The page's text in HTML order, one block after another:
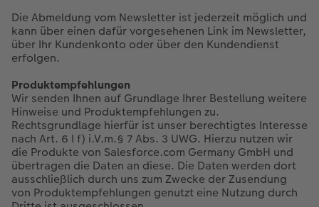
Die Abmeldung vom Newsletter ist jederzeit möglich und
kann über einen dafür vorgesehenen Link im Newsletter,
über Ihr Kundenkonto oder über den Kundendienst
erfolgen.
Produktempfehlungen
Wir senden Ihnen auf Grundlage Ihrer Bestellung weitere
Hinweise und Produktempfehlungen zu.
Rechtsgrundlage hierfür ist unser berechtigtes Interesse
nach Art. 6 I f) i.V.m.§ 7 Abs. 3 UWG. Hierzu nutzen wir
die Produkte von Salesforce.com Germany GmbH und
übertragen die Daten an diese. Die Daten werden dort
ausschließlich durch uns zum Zwecke der Zusendung
von Produktempfehlungen genutzt eine Nutzung durch